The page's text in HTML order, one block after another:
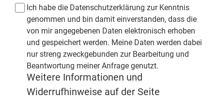
Ich habe die Datenschutzerklärung zur Kenntnis
genommen und bin damit einverstanden, dass die
von mir angegebenen Daten elektronisch erhoben
und gespeichert werden. Meine Daten werden dabei
nur streng zweckgebunden zur Bearbeitung und
Beantwortung meiner Anfrage genutzt.
Weitere Informationen und
Widerrufhinweise auf der Seite